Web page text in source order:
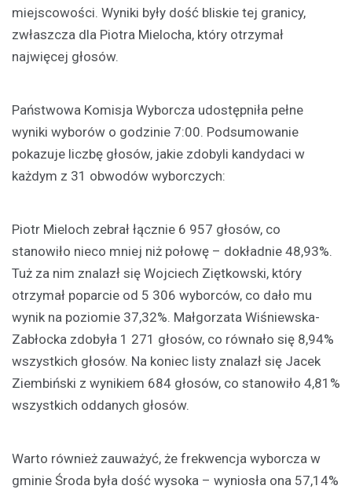
miejscowości. Wyniki były dość bliskie tej granicy,
zwłaszcza dla Piotra Mielocha, który otrzymał
najwięcej głosów.
Państwowa Komisja Wyborcza udostępniła pełne
wyniki wyborów o godzinie 7:00. Podsumowanie
pokazuje liczbę głosów, jakie zdobyli kandydaci w
każdym z 31 obwodów wyborczych:
Piotr Mieloch zebrał łącznie 6 957 głosów, co
stanowiło nieco mniej niż połowę – dokładnie 48,93%.
Tuż za nim znalazł się Wojciech Ziętkowski, który
otrzymał poparcie od 5 306 wyborców, co dało mu
wynik na poziomie 37,32%. Małgorzata Wiśniewska-
Zabłocka zdobyła 1 271 głosów, co równało się 8,94%
wszystkich głosów. Na koniec listy znalazł się Jacek
Ziembiński z wynikiem 684 głosów, co stanowiło 4,81%
wszystkich oddanych głosów.
Warto również zauważyć, że frekwencja wyborcza w
gminie Środa była dość wysoka – wyniosła ona 57,14%